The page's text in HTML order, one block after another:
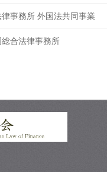
事務所 外国法共同事業
合法律事務所